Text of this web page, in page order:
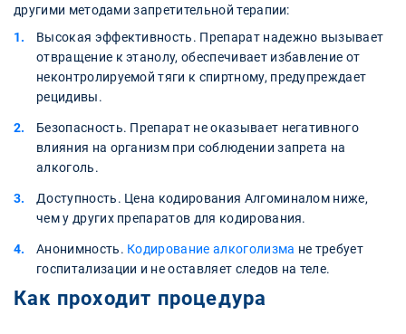
другими методами запретительной терапии:
Высокая эффективность. Препарат надежно вызывает
отвращение к этанолу, обеспечивает избавление от
неконтролируемой тяги к спиртному, предупреждает
рецидивы.
Безопасность. Препарат не оказывает негативного
влияния на организм при соблюдении запрета на
алкоголь.
Доступность. Цена кодирования Алгоминалом ниже,
чем у других препаратов для кодирования.
Анонимность. Кодирование алкоголизма не требует
госпитализации и не оставляет следов на теле.
Как проходит процедура